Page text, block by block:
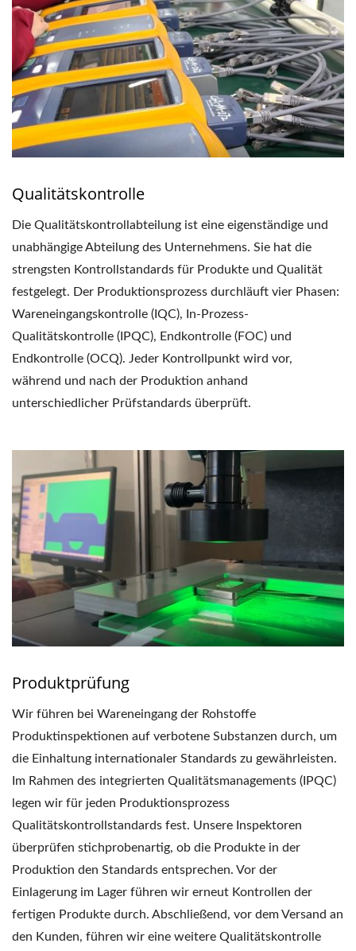
Qualitätskontrolle
Die Qualitätskontrollabteilung ist eine eigenständige und
unabhängige Abteilung des Unternehmens. Sie hat die
strengsten Kontrollstandards für Produkte und Qualität
festgelegt. Der Produktionsprozess durchläuft vier Phasen:
Wareneingangskontrolle (IQC), In-Prozess-
Qualitätskontrolle (IPQC), Endkontrolle (FOC) und
Endkontrolle (OCQ). Jeder Kontrollpunkt wird vor,
während und nach der Produktion anhand
unterschiedlicher Prüfstandards überprüft.
Produktprüfung
Wir führen bei Wareneingang der Rohstoffe
Produktinspektionen auf verbotene Substanzen durch, um
die Einhaltung internationaler Standards zu gewährleisten.
Im Rahmen des integrierten Qualitätsmanagements (IPQC)
legen wir für jeden Produktionsprozess
Qualitätskontrollstandards fest. Unsere Inspektoren
überprüfen stichprobenartig, ob die Produkte in der
Produktion den Standards entsprechen. Vor der
Einlagerung im Lager führen wir erneut Kontrollen der
fertigen Produkte durch. Abschließend, vor dem Versand an
den Kunden, führen wir eine weitere Qualitätskontrolle